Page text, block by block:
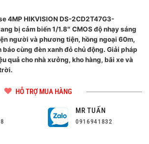
4MP HIKVISION DS-2CD2T47G3-
bị cảm biến 1/1.8″ CMOS độ nhạy sáng
người và phương tiện, hồng ngoại 60m,
cùng đèn xanh đỏ chủ động. Giải pháp
quả cho nhà xưởng, kho hàng, bãi xe và
HỖ TRỢ MUA HÀNG
MR TUẤN
0916941832